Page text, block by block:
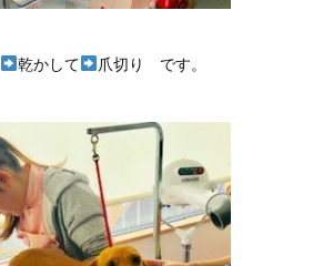
乾かして 爪切り です。